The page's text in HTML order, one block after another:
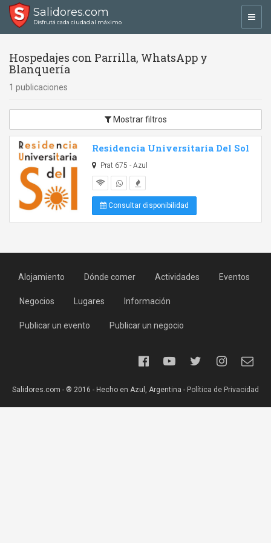
Salidores.com
Disfrutá cada ciudad al máximo
Hospedajes con Parrilla, WhatsApp y
Blanquería
1 publicaciones
Mostrar filtros
Residencia Universitaria Del Sol
Prat 675 - Azul
Consultar disponibilidad
Alojamiento Dónde comer Actividades Eventos
Negocios Lugares Información
Publicar un evento Publicar un negocio
Salidores.com - ® 2016 - Hecho en Azul, Argentina - Política de Privacidad